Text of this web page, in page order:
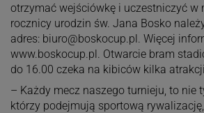
otrzymać wejściówkę i uczestniczyć w
rocznicy urodzin św. Jana Bosko
adres: biuro@boskocup.pl. Więcej
www.boskocup.pl. Otwarcie bram
do 16.00 czeka na kibiców kilka
– Każdy mecz naszego turnieju, to nie
którzy podejmują sportową